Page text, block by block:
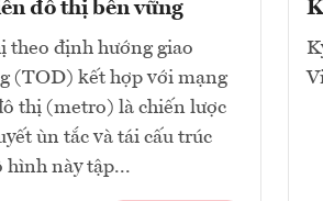
đô thị bền vững
theo định hướng giao
(TOD) kết hợp với mạng
thị (metro) là chiến lược
ùn tắc và tái cấu trúc
hình này tập...